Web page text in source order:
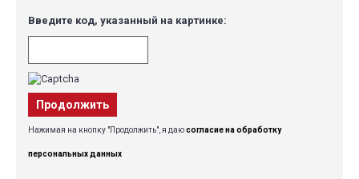
Введите код, указанный на картинке:
Продолжить
Нажимая на кнопку "Продолжить", я даюсогласие на обработку
персональных данных